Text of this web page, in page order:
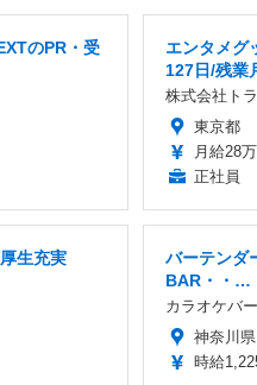
のPR・受
エンタメグ
127日/残業
株式会社ト
東京都
月給28
正社員
生充実
バーテンダ
BAR・・…
カラオケバ
神奈川県
時給